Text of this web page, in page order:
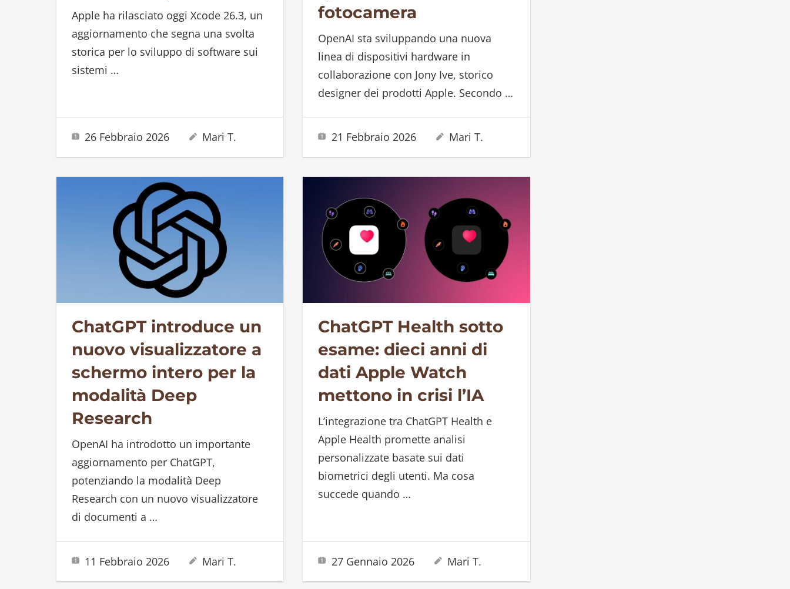
Apple ha rilasciato oggi Xcode 26.3, un
aggiornamento che segna una svolta
storica per lo sviluppo di software sui
sistemi …
26 Febbraio 2026 Mari T.
fotocamera
OpenAI sta sviluppando una nuova
linea di dispositivi hardware in
collaborazione con Jony Ive, storico
designer dei prodotti Apple. Secondo …
21 Febbraio 2026 Mari T.
ChatGPT introduce un
nuovo visualizzatore a
schermo intero per la
modalità Deep
Research
OpenAI ha introdotto un importante
aggiornamento per ChatGPT,
potenziando la modalità Deep
Research con un nuovo visualizzatore
di documenti a …
11 Febbraio 2026 Mari T.
ChatGPT Health sotto
esame: dieci anni di
dati Apple Watch
mettono in crisi l’IA
L’integrazione tra ChatGPT Health e
Apple Health promette analisi
personalizzate basate sui dati
biometrici degli utenti. Ma cosa
succede quando …
27 Gennaio 2026 Mari T.